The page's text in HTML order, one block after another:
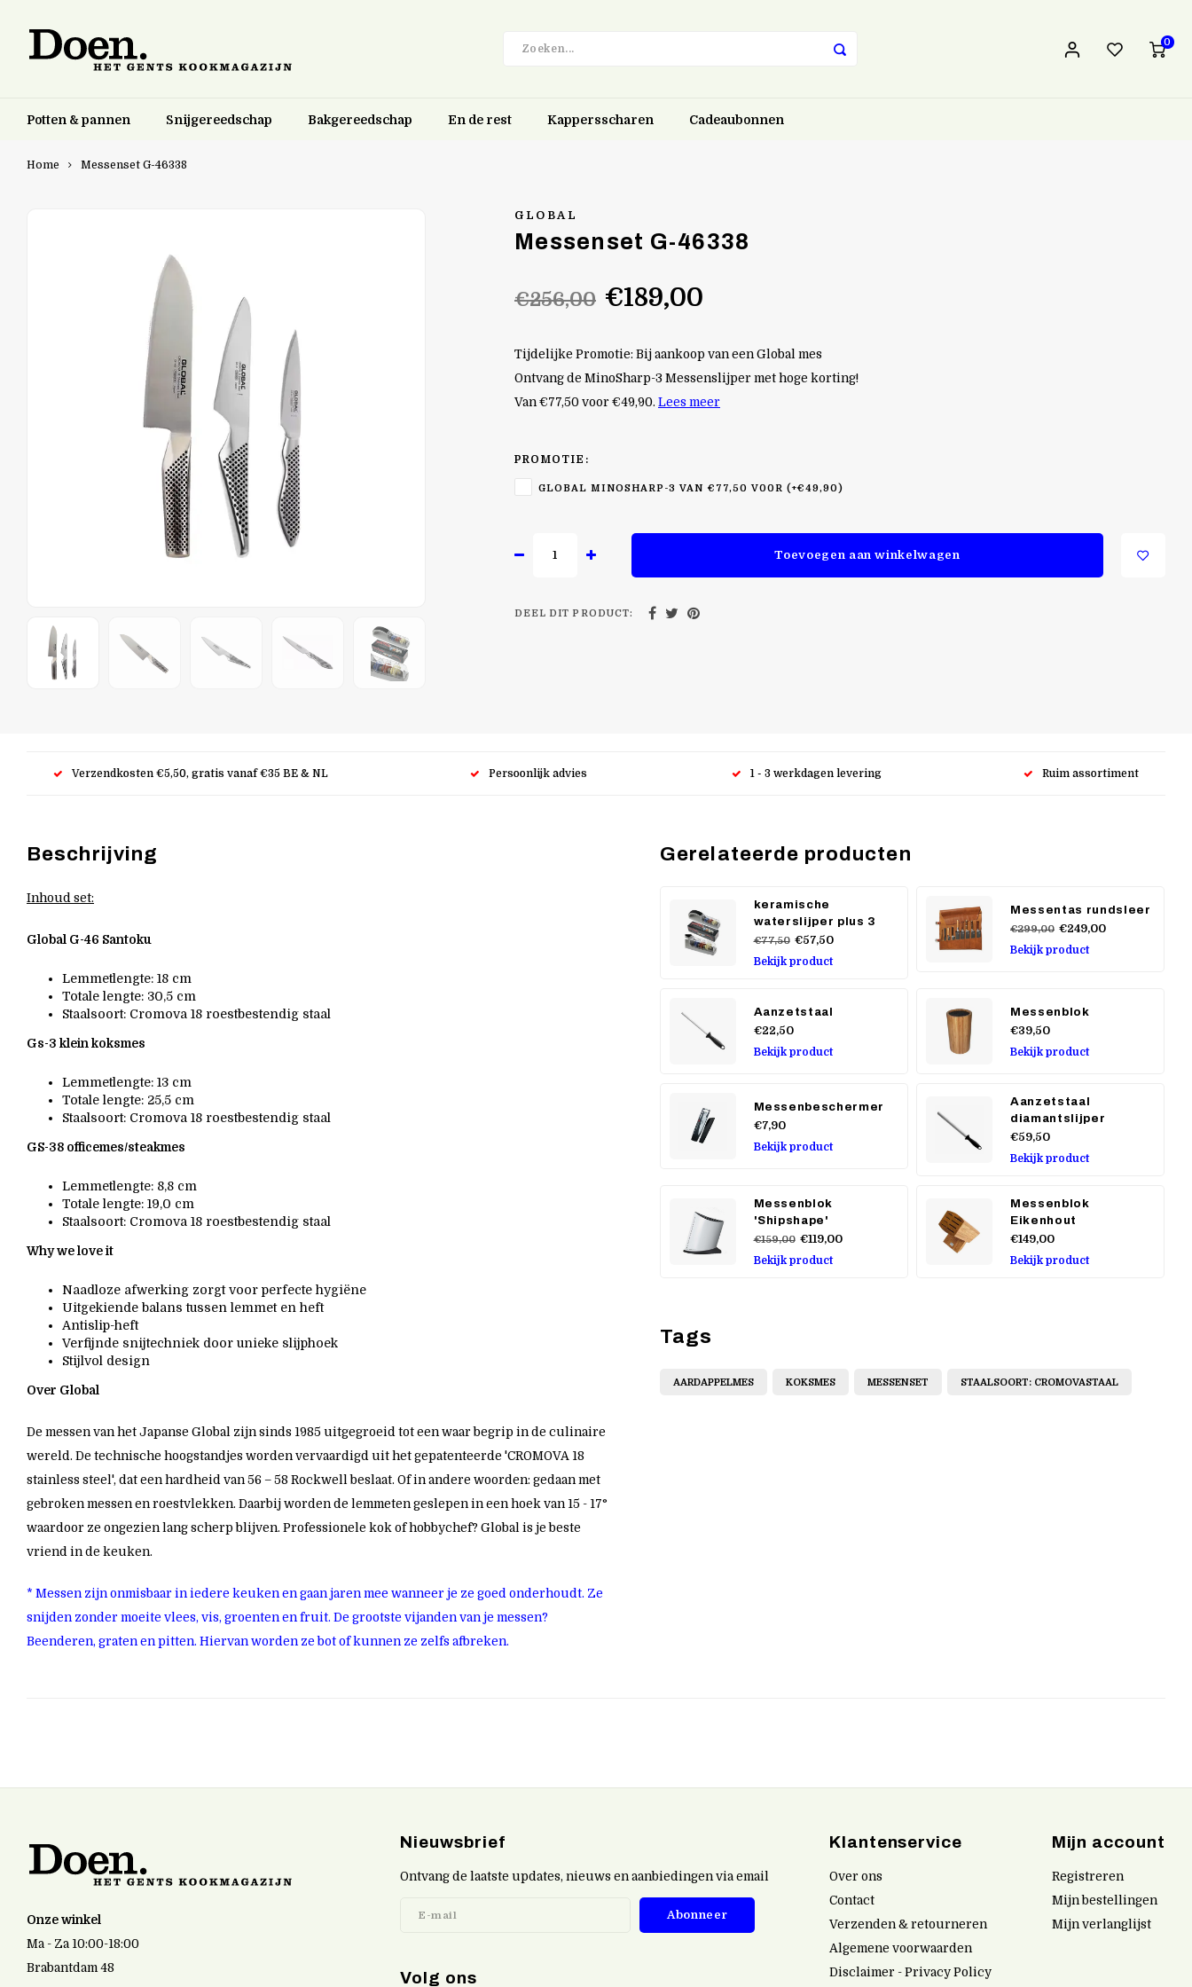
0
Potten & pannen Snijgereedschap Bakgereedschap En de rest Kappersscharen Cadeaubonnen
Home Messenset G-46338
GLOBAL
Messenset G-46338
€256,00 €189,00
Tijdelijke Promotie: Bij aankoop van een Global mes
Ontvang de MinoSharp-3 Messenslijper met hoge korting!
Van €77,50 voor €49,90. Lees meer
PROMOTIE:
GLOBAL MINOSHARP-3 VAN €77,50 V00R (+€49,90)
Toevoegen aan winkelwagen
DEEL DIT PRODUCT:
Verzendkosten €5,50, gratis vanaf €35 BE & NL Persoonlijk advies 1 - 3 werkdagen levering Ruim assortiment
Beschrijving
Inhoud set:
Global G-46 Santoku
Lemmetlengte: 18 cm
Totale lengte: 30,5 cm
Staalsoort: Cromova 18 roestbestendig staal
Gs-3 klein koksmes
Lemmetlengte: 13 cm
Totale lengte: 25,5 cm
Staalsoort: Cromova 18 roestbestendig staal
GS-38 officemes/steakmes
Lemmetlengte: 8,8 cm
Totale lengte: 19,0 cm
Staalsoort: Cromova 18 roestbestendig staal
Why we love it
Naadloze afwerking zorgt voor perfecte hygiëne
Uitgekiende balans tussen lemmet en heft
Antislip-heft
Verfijnde snijtechniek door unieke slijphoek
Stijlvol design
Over Global
De messen van het Japanse Global zijn sinds 1985 uitgegroeid tot een waar begrip in de culinaire
wereld. De technische hoogstandjes worden vervaardigd uit het gepatenteerde 'CROMOVA 18
stainless steel', dat een hardheid van 56 – 58 Rockwell beslaat. Of in andere woorden: gedaan met
gebroken messen en roestvlekken. Daarbij worden de lemmeten geslepen in een hoek van 15 - 17°
waardoor ze ongezien lang scherp blijven. Professionele kok of hobbychef? Global is je beste
vriend in de keuken.
* Messen zijn onmisbaar in iedere keuken en gaan jaren mee wanneer je ze goed onderhoudt. Ze
snijden zonder moeite vlees, vis, groenten en fruit. De grootste vijanden van je messen?
Beenderen, graten en pitten. Hiervan worden ze bot of kunnen ze zelfs afbreken.
Gerelateerde producten
keramische
waterslijper plus 3
€77,50 €57,50
Bekijk product
Messentas rundsleer
€299,00 €249,00
Bekijk product
Aanzetstaal
€22,50
Bekijk product
Messenblok
€39,50
Bekijk product
Messenbeschermer
€7,90
Bekijk product
Aanzetstaal
diamantslijper
€59,50
Bekijk product
Messenblok
'Shipshape'
€159,00 €119,00
Bekijk product
Messenblok
Eikenhout
€149,00
Bekijk product
Tags
AARDAPPELMES KOKSMES MESSENSET STAALSOORT: CROMOVASTAAL
Onze winkel
Ma - Za 10:00-18:00
Brabantdam 48
Nieuwsbrief
Ontvang de laatste updates, nieuws en aanbiedingen via email
Abonneer
Volg ons
Klantenservice
Over ons
Contact
Verzenden & retourneren
Algemene voorwaarden
Disclaimer - Privacy Policy
Mijn account
Registreren
Mijn bestellingen
Mijn verlanglijst